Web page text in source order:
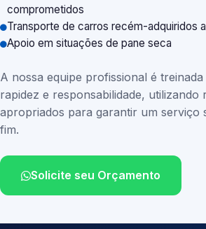
comprometidos
Transporte de carros recém-adquiridos
Apoio em situações de pane seca
A nossa equipe profissional é
rapidez e responsabilidade, utilizando
apropriados para garantir um serviço
fim.
Solicite seu Orçamento